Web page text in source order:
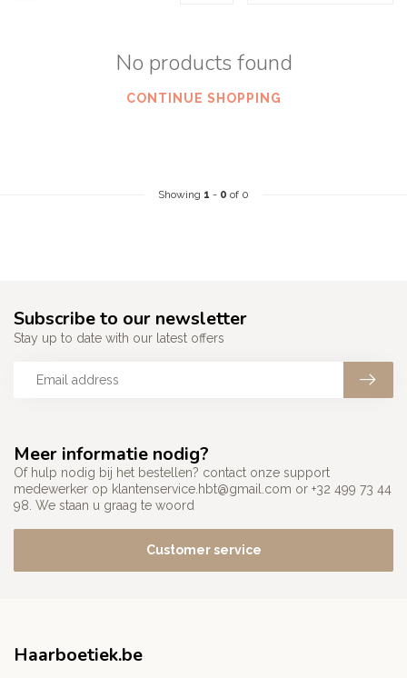
No products found
CONTINUE SHOPPING
Showing 1 - 0 of 0
Meer informatie nodig?
Of hulp nodig bij het bestellen? contact onze support
medewerker op klantenservice.hbt@gmail.com or +32 499 73 44
98. We staan u graag te woord
Customer service
Subscribe to our newsletter
Stay up to date with our latest offers
Haarboetiek.be